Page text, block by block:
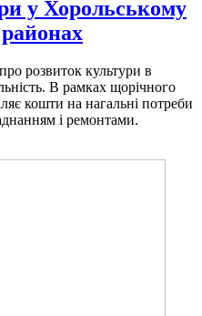
у Хорольському
розвиток культури в
В рамках щорічного
кошти на нагальні потреби
і ремонтами.